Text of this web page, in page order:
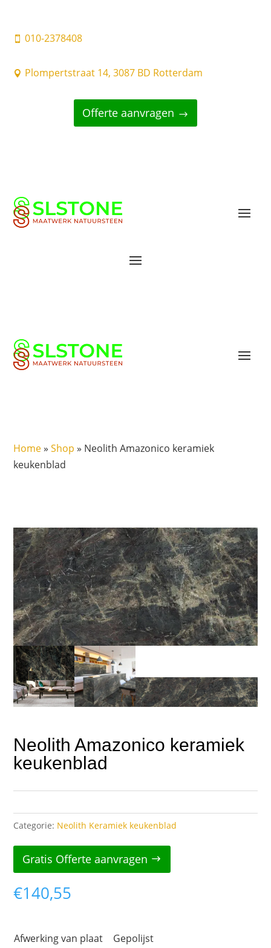
 010-2378408
 Plompertstraat 14, 3087 BD Rotterdam
Offerte aanvragen
Home»Shop » Neolith Amazonico keramiek
keukenblad
Neolith Amazonico keramiek
keukenblad
Categorie: Neolith Keramiek keukenblad
Gratis Offerte aanvragen
€140,55
Afwerking van plaat
Gepolijst